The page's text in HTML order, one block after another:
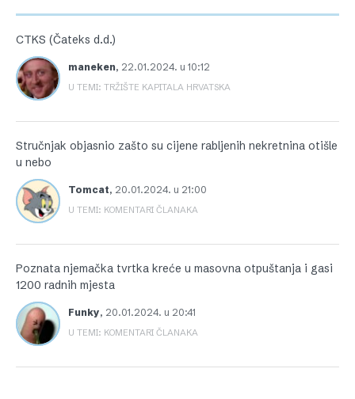
CTKS (Čateks d.d.)
maneken, 22.01.2024. u 10:12
U TEMI: TRŽIŠTE KAPITALA HRVATSKA
Stručnjak objasnio zašto su cijene rabljenih nekretnina otišle
u nebo
Tomcat, 20.01.2024. u 21:00
U TEMI: KOMENTARI ČLANAKA
Poznata njemačka tvrtka kreće u masovna otpuštanja i gasi
1200 radnih mjesta
Funky, 20.01.2024. u 20:41
U TEMI: KOMENTARI ČLANAKA